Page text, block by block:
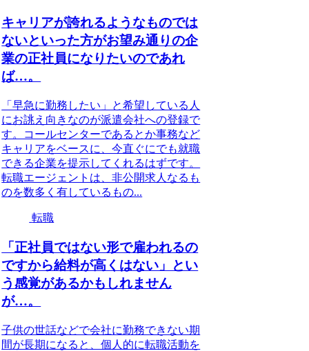
キャリアが誇れるようなものでは
ないといった方がお望み通りの企
業の正社員になりたいのであれ
ば…。
「早急に勤務したい」と希望している人
にお誂え向きなのが派遣会社への登録で
す。コールセンターであるとか事務など
キャリアをベースに、今直ぐにでも就職
できる企業を提示してくれるはずです。
転職エージェントは、非公開求人なるも
のを数多く有しているもの...
転職
「正社員ではない形で雇われるの
ですから給料が高くはない」とい
う感覚があるかもしれません
が…。
子供の世話などで会社に勤務できない期
間が長期になると、個人的に転職活動を